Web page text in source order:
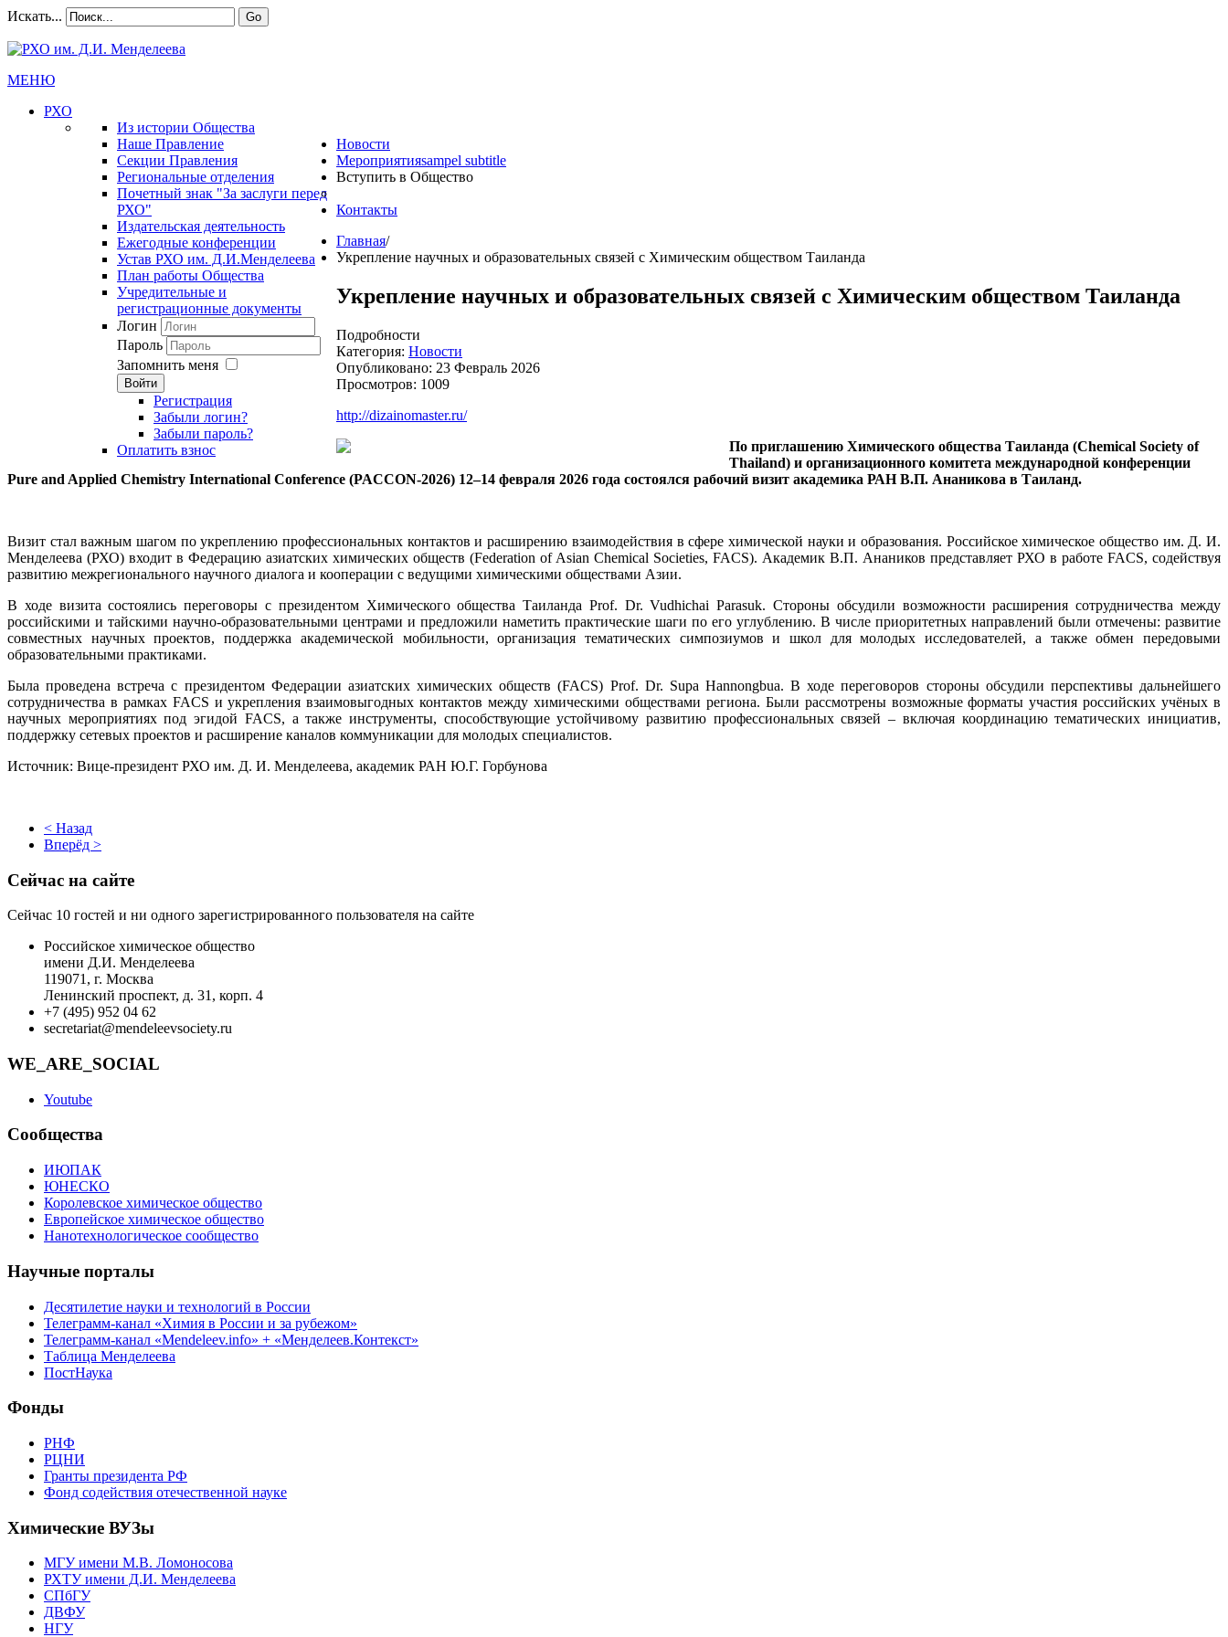
Искать... Go
МЕНЮ
РХО
Из истории Общества
Наше Правление
Секции Правления
Региональные отделения
Почетный знак "За заслуги перед
РХО"
Издательская деятельность
Ежегодные конференции
Устав РХО им. Д.И.Менделеева
План работы Общества
Учредительные и
регистрационные документы
Новости
Мероприятияsampel subtitle
Вступить в Общество
Логин
Пароль
Запомнить меня
Войти
Регистрация
Забыли логин?
Забыли пароль?
Оплатить взнос
Контакты
Главная/
Укрепление научных и образовательных связей с Химическим обществом Таиланда
Укрепление научных и образовательных связей с Химическим обществом Таиланда
Подробности
Категория: Новости
Опубликовано: 23 Февраль 2026
Просмотров: 1009
http://dizainomaster.ru/
По приглашению Химического общества Таиланда (Chemical Society of
Thailand) и организационного комитета международной конференции
Pure and Applied Chemistry International Conference (PACCON-2026) 12–14 февраля 2026 года состоялся рабочий визит академика РАН В.П. Ананикова в Таиланд.
Визит стал важным шагом по укреплению профессиональных контактов и расширению взаимодействия в сфере химической науки и образования. Российское химическое общество им. Д. И.
Менделеева (РХО) входит в Федерацию азиатских химических обществ (Federation of Asian Chemical Societies, FACS). Академик В.П. Анаников представляет РХО в работе FACS, содействуя
развитию межрегионального научного диалога и кооперации с ведущими химическими обществами Азии.
В ходе визита состоялись переговоры с президентом Химического общества Таиланда Prof. Dr. Vudhichai Parasuk. Стороны обсудили возможности расширения сотрудничества между
российскими и тайскими научно-образовательными центрами и предложили наметить практические шаги по его углублению. В числе приоритетных направлений были отмечены: развитие
совместных научных проектов, поддержка академической мобильности, организация тематических симпозиумов и школ для молодых исследователей, а также обмен передовыми
образовательными практиками.
Была проведена встреча с президентом Федерации азиатских химических обществ (FACS) Prof. Dr. Supa Hannongbua. В ходе переговоров стороны обсудили перспективы дальнейшего
сотрудничества в рамках FACS и укрепления взаимовыгодных контактов между химическими обществами региона. Были рассмотрены возможные форматы участия российских учёных в
научных мероприятиях под эгидой FACS, а также инструменты, способствующие устойчивому развитию профессиональных связей – включая координацию тематических инициатив,
поддержку сетевых проектов и расширение каналов коммуникации для молодых специалистов.
Источник: Вице-президент РХО им. Д. И. Менделеева, академик РАН Ю.Г. Горбунова
< Назад
Вперёд >
Сейчас на сайте
Сейчас 10 гостей и ни одного зарегистрированного пользователя на сайте
Российское химическое общество
имени Д.И. Менделеева
119071, г. Москва
Ленинский проспект, д. 31, корп. 4
+7 (495) 952 04 62
secretariat@mendeleevsociety.ru
WE_ARE_SOCIAL
Youtube
Сообщества
ИЮПАК
ЮНЕСКО
Королевское химическое общество
Европейское химическое общество
Нанотехнологическое сообщество
Научные порталы
Десятилетие науки и технологий в России
Телеграмм-канал «Химия в России и за рубежом»
Телеграмм-канал «Mendeleev.info» + «Менделеев.Контекст»
Таблица Менделеева
ПостНаука
Фонды
РНФ
РЦНИ
Гранты президента РФ
Фонд содействия отечественной науке
Химические ВУЗы
МГУ имени М.В. Ломоносова
РХТУ имени Д.И. Менделеева
СПбГУ
ДВФУ
НГУ